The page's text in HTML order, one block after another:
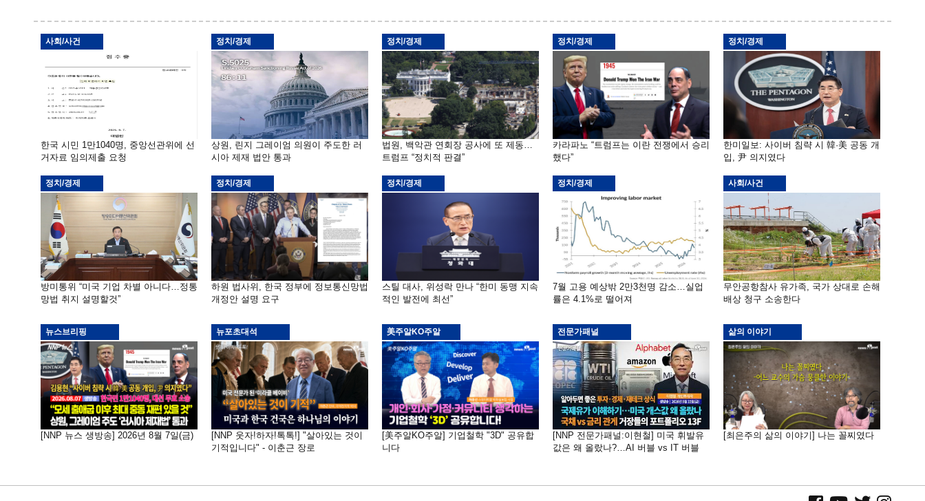
사회/사건
한국 시민 1만1040명, 중앙선관위에 선
거자료 임의제출 요청
정치/경제
상원, 린지 그레이엄 의원이 주도한 러
시아 제재 법안 통과
정치/경제
법원, 백악관 연회장 공사에 또 제동…
트럼프 “정치적 판결”
정치/경제
카라파노 “트럼프는 이란 전쟁에서 승리
했다”
정치/경제
한미일보: 사이버 침략 시 韓·美 공동 개
입, 尹 의지였다
정치/경제
방미통위 “미국 기업 차별 아니다…정통
망법 취지 설명할것”
정치/경제
하원 법사위, 한국 정부에 정보통신망법
개정안 설명 요구
정치/경제
스틸 대사, 위성락 만나 “한미 동맹 지속
적인 발전에 최선”
정치/경제
7월 고용 예상밖 2만3천명 감소…실업
률은 4.1%로 떨어져
사회/사건
무안공항참사 유가족, 국가 상대로 손해
배상 청구 소송한다
뉴스브리핑
[NNP 뉴스 생방송] 2026년 8월 7일(금)
뉴포초대석
[NNP 웃자!하자!톡톡!] "살아있는 것이
기적입니다" - 이춘근 장로
美주알KO주알
[美주알KO주알] 기업철학 "3D" 공유합
니다
전문가패널
[NNP 전문가패널:이현철] 미국 휘발유
값은 왜 올랐나?…AI 버블 vs IT 버블
삶의 이야기
[최은주의 삶의 이야기] 나는 꼴찌였다